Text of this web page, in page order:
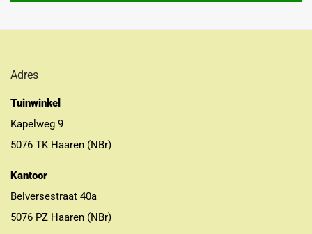
Adres
Tuinwinkel
Kapelweg 9
5076 TK Haaren (NBr)
Kantoor
Belversestraat 40a
5076 PZ Haaren (NBr)